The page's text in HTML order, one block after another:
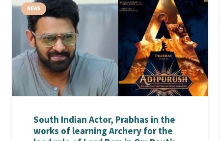
NEWS
South Indian Actor, Prabhas in the
works of learning Archery for the